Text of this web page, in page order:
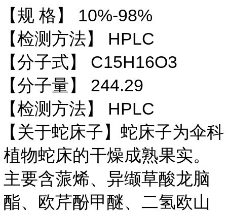
【规 格】 10%-98%
【检测方法】 HPLC
【分子式】 C15H16O3
【分子量】 244.29
【检测方法】 HPLC
【关于蛇床子】蛇床子为伞科
植物蛇床的干燥成熟果实。
主要含蒎烯、异缬草酸龙脑
酯、欧芹酚甲醚、二氢欧山